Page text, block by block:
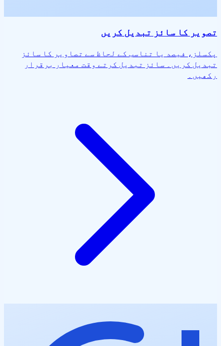
تصویر کا سائز تبدیل کریں
پکسلز، فیصد یا تناسب کے لحاظ سے تصاویر کا سائز
تبدیل کریں۔ سائز تبدیل کرتے وقت معیار برقرار
رکھیں۔